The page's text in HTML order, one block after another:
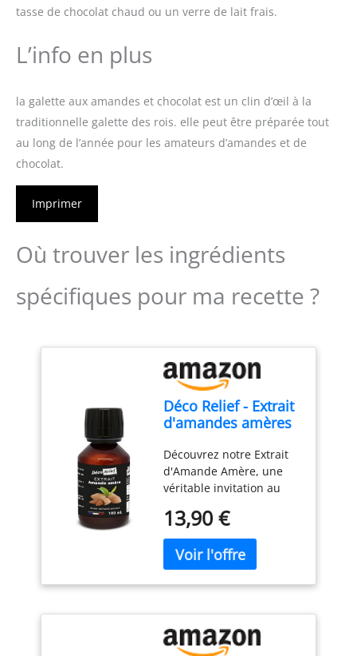
tasse de chocolat chaud ou un verre de lait frais.
L’info en plus
la galette aux amandes et chocolat est un clin d’œil à la
traditionnelle galette des rois. elle peut être préparée tout
au long de l’année pour les amateurs d’amandes et de
chocolat.
Imprimer
Où trouver les ingrédients
spécifiques pour ma recette ?
Déco Relief - Extrait
d'amandes amères
Découvrez notre Extrait
d'Amande Amère, une
véritable invitation au
dans l’univers
authentique des arômes
avec cet extrait d’une
pureté exceptionnelle,
capturant toute la
Contrairement aux
13,90 €